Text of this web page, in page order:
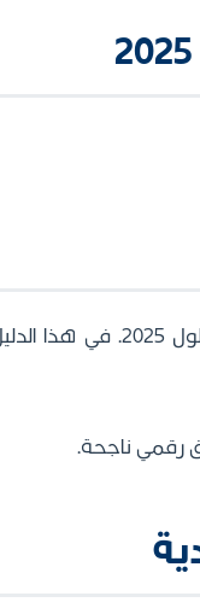
التسويق الرقمي في السعودية يشهد نمواً
رقمي ناجحة.